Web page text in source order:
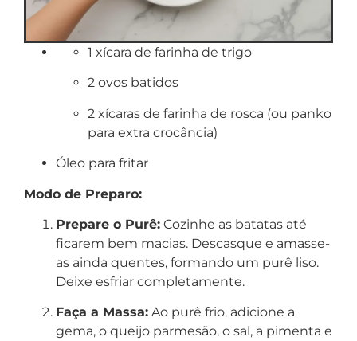
1 xícara de farinha de trigo
2 ovos batidos
2 xícaras de farinha de rosca (ou panko
para extra crocância)
Óleo para fritar
Modo de Preparo:
Prepare o Purê: Cozinhe as batatas até
ficarem bem macias. Descasque e amasse-
as ainda quentes, formando um purê liso.
Deixe esfriar completamente.
Faça a Massa: Ao purê frio, adicione a
gema, o queijo parmesão, o sal, a pimenta e